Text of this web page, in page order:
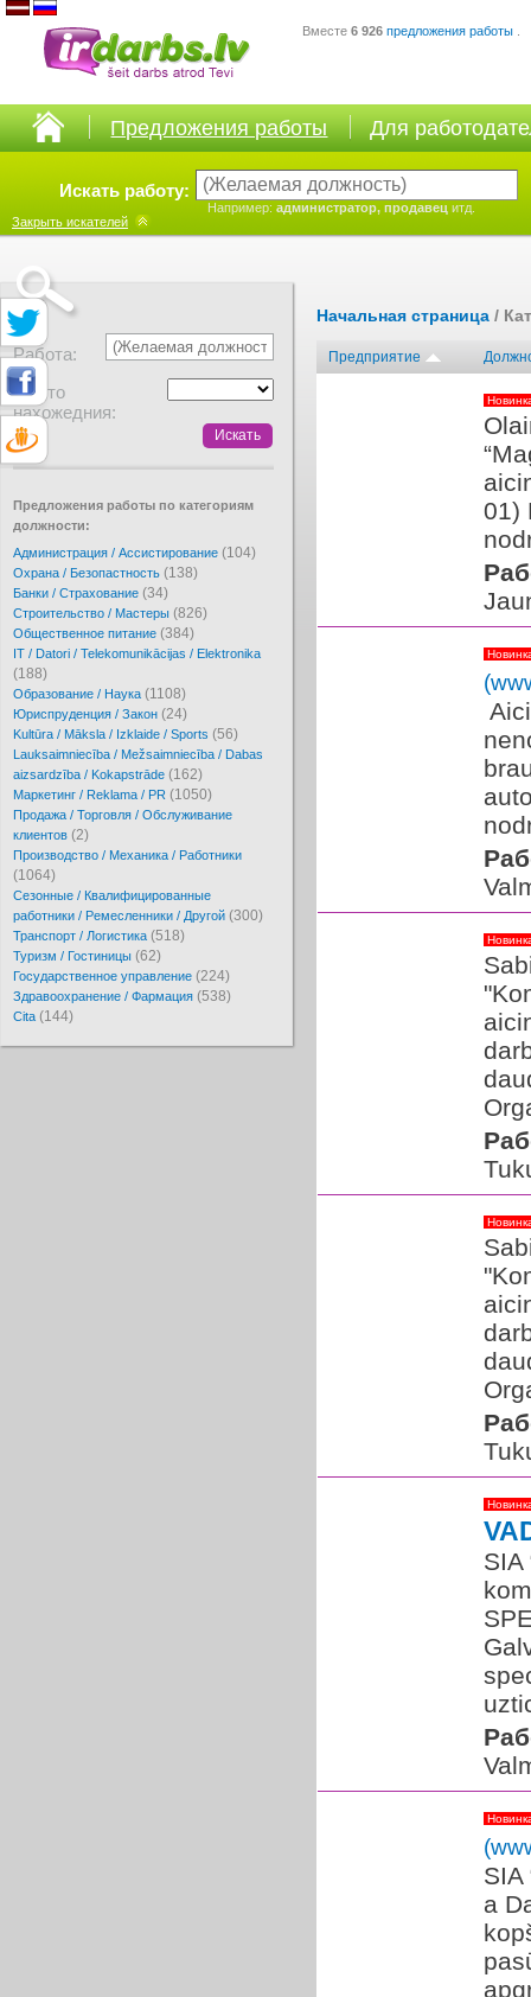
Вместе 6 926 предложения работы
Предложения работы Для
Искать работу:
Например: администратор, продавец итд.
Закрыть искателей
Работа:
Место
нахожедния:
Предложения работы по категориям
должности:
Администрация / Ассистирование (104)
Охрана / Безопастность (138)
Банки / Страхование (34)
Cтроительство / Мастеры (826)
Oбщественное питание (384)
IT / Datori / Telekomunikācijas / Elektronika
(188)
Образование / Наука (1108)
Юриспруденция / Закон (24)
Kultūra / Māksla / Izklaide / Sports (56)
Lauksaimniecība / Mežsaimniecība / Dabas
aizsardzība / Kokapstrāde (162)
Маркетинг / Reklama / PR (1050)
Продажа / Торговля / Обслуживание
клиентов (2)
Производство / Механика / Работники
(1064)
Сезонные / Квалифицированные
работники / Ремесленники / Другой (300)
Транспорт / Логистика (518)
Туризм / Гостиницы (62)
Государственное управление (224)
Здравоохранение / Фармация (538)
Cita (144)
Начальная страница /
Предприятие
01)
SIA
SIA
a